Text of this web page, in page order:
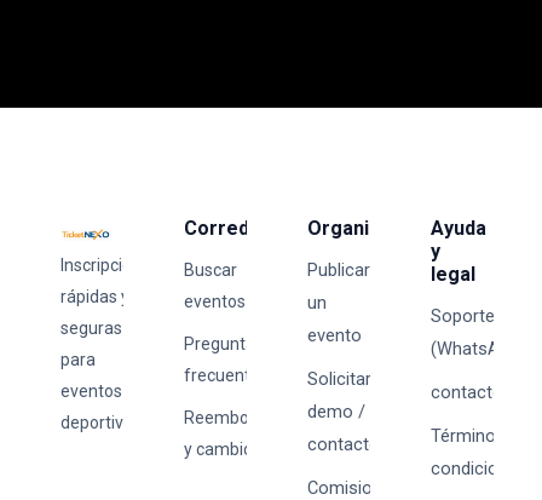
Inscripciones
rápidas y
seguras
para
eventos
deportivos.
Corredores
Buscar
eventos
Preguntas
frecuentes
Reembolsos
y cambios
Organizadores
Publicar
un
evento
Solicitar
demo /
contacto
Comisiones
Ayuda
y
legal
Soporte
(WhatsApp)
Términos y
condiciones